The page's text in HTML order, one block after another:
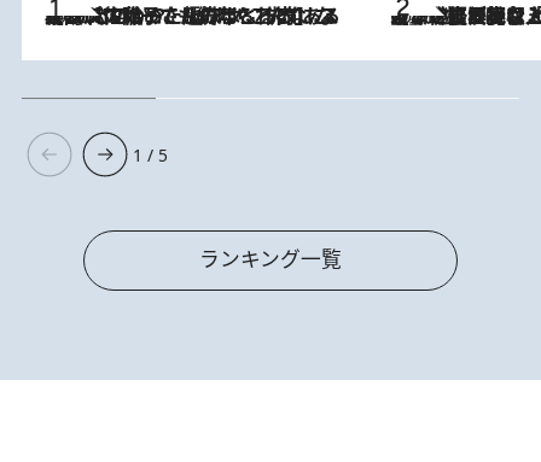
2026.8.5
【阿川佐和子さんの年とる力】なぜ70代で始めた趣味は“こんなに楽しい”のか？ ピアノ、俳句…スランプに陥っても続けられる“ある秘訣”とは 2026.8.5
【なぜ吉沢亮は「気配を消せる」のか？】興行収入208億の『国宝』を経て挑むミュージカル『ディア・エヴァン・ハンセン』。トップ俳優が舞台上でさらけ出した“孤独”とは
1 / 5
ランキング一覧